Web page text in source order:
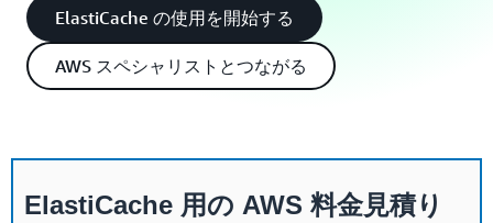
ElastiCache の使用を開始する
AWS スペシャリストとつながる
ElastiCache 用の AWS 料金見積り